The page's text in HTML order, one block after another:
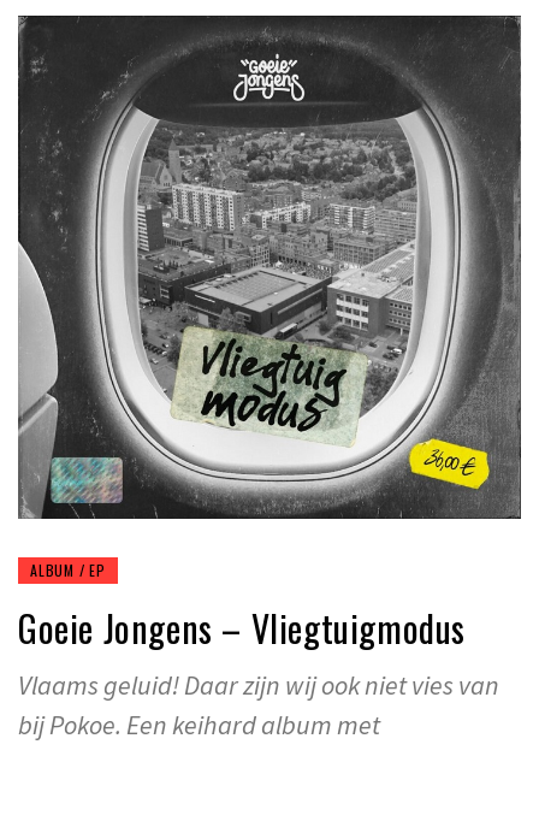
ALBUM / EP
Goeie Jongens – Vliegtuigmodus
Vlaams geluid! Daar zijn wij ook niet vies van
bij Pokoe. Een keihard album met